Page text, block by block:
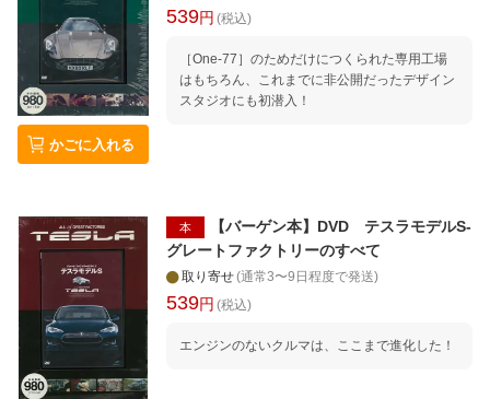
かごに入れる
539円 (税込)
［One-77］のためだけにつくられた専用工場
はもちろん、これまでに非公開だったデザイン
スタジオにも初潜入！
本
【バーゲン本】DVD テスラモデルS-
グレートファクトリーのすべて
取り寄せ(通常3〜9日程度で発送)
539円 (税込)
エンジンのないクルマは、ここまで進化した！